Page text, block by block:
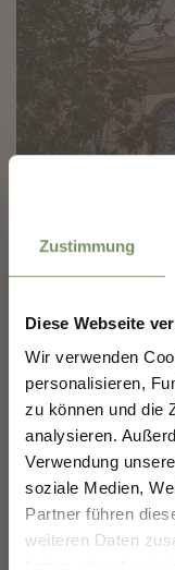
Zustimmung
Diese Webseite
Wir verwenden
personalisieren,
zu können und die
analysieren.
Verwendung
soziale Medien,
Partner führen
weiteren Daten
MUSEO
Tra palme e viali
ebraico e la ...
T+39 0473 605636
www.meranoebraica.it
LEGGI DI PIÙ
La tua